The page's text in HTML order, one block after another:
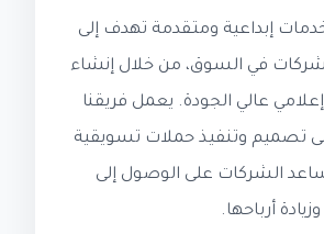
إبداعية ومتقدمة تهدف إلى
في السوق، من خلال إنشاء
عالي الجودة. يعمل فريقنا
تصميم وتنفيذ حملات تسويقية
الشركات على الوصول إلى
أرباحها.